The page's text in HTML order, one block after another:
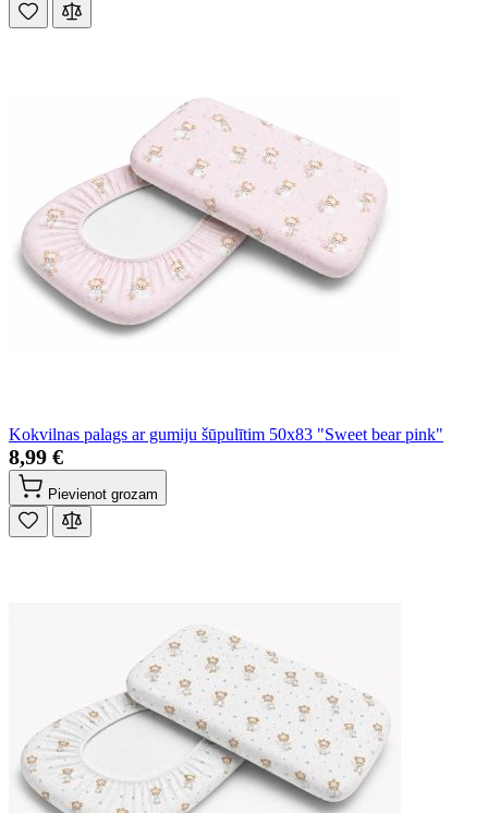
Kokvilnas palags ar gumiju šūpulītim 50x83 "Sweet bear pink"
8,99 €
Pievienot grozam